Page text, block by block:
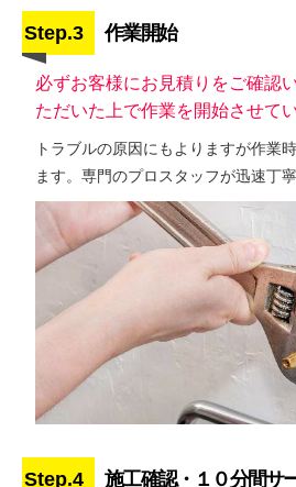
Step.3 作業開始
必ずお客様にお見積りをご確認
ただいた上で作業を開始させて
トラブルの原因にもよりますが作業
ます。専門のプロスタッフが迅速丁
Step.4 施工確認・１０分間サ